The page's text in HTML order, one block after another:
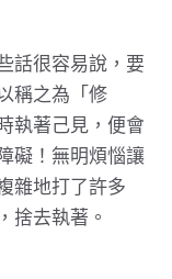
話很容易說，要
稱之為「修
執著己見，便會
礙！無明煩惱讓
雜地打了許多
捨去執著。